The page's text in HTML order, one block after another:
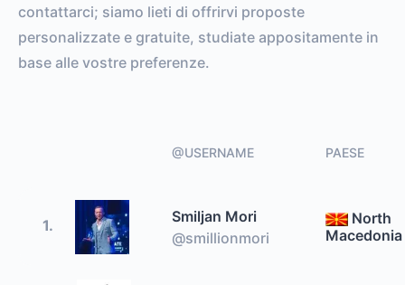
contattarci; siamo lieti di offrirvi proposte
personalizzate e gratuite, studiate appositamente in
base alle vostre preferenze.
@USERNAME PAESE
1.
Smiljan Mori
@smillionmori
North
Macedonia